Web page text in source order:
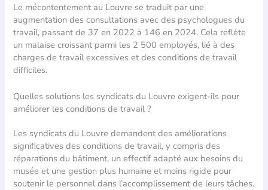
Le mécontentement au Louvre se traduit par une
augmentation des consultations avec des psychologues du
travail, passant de 37 en 2022 à 146 en 2024. Cela reflète
un malaise croissant parmi les 2 500 employés, lié à des
charges de travail excessives et des conditions de travail
difficiles.
Quelles solutions les syndicats du Louvre exigent-ils pour
améliorer les conditions de travail ?
Les syndicats du Louvre demandent des améliorations
significatives des conditions de travail, y compris des
réparations du bâtiment, un effectif adapté aux besoins du
musée et une gestion plus humaine et moins rigide pour
soutenir le personnel dans l’accomplissement de leurs tâches.